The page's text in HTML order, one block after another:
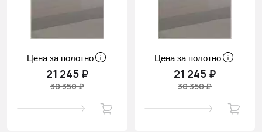
Цена за полотно
21 245 ₽
30 350 ₽
Цена за полотно
21 245 ₽
30 350 ₽